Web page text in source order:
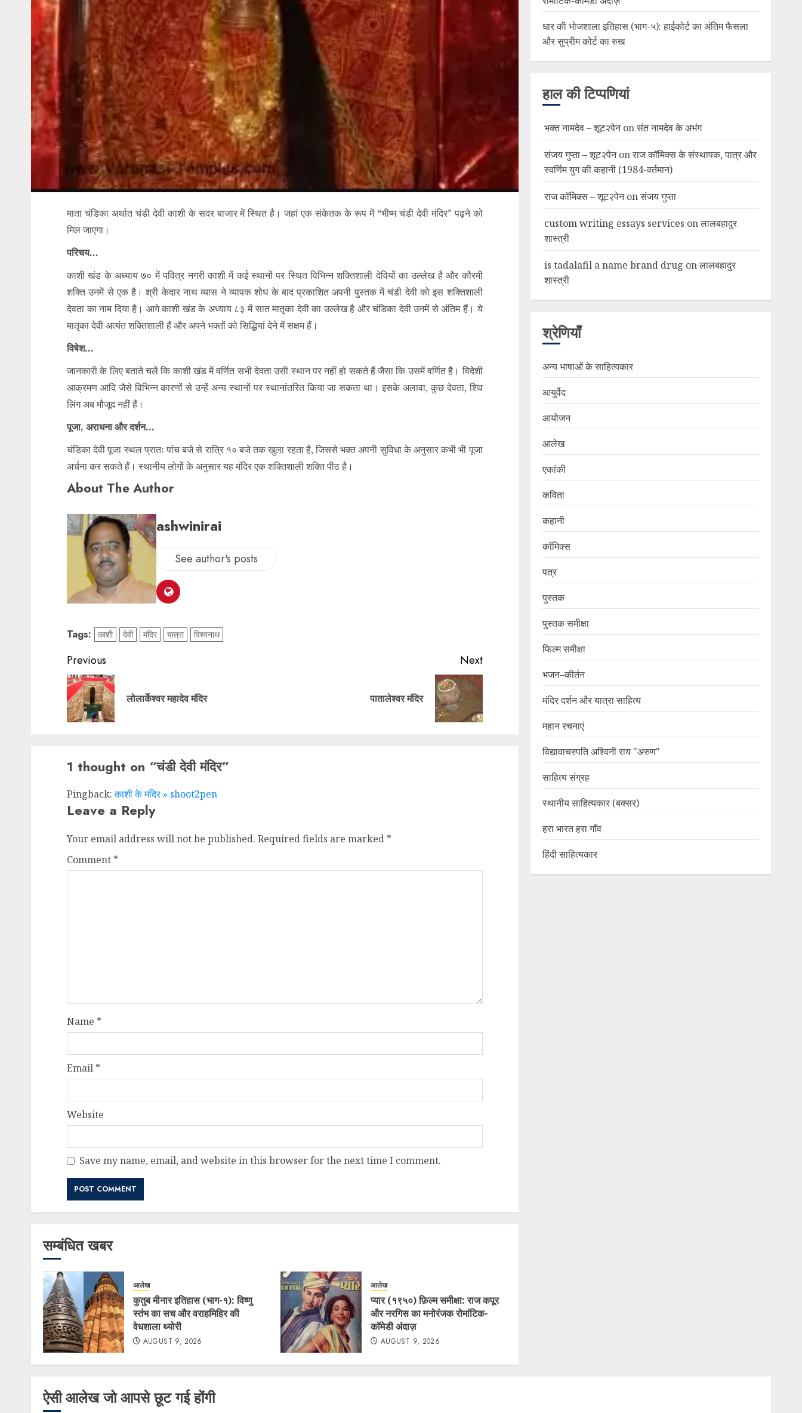
माता चंडिका अर्थात चंडी देवी काशी के सदर बाजार में स्थित है। जहां एक संकेतक के रूप में “भीष्म चंडी देवी मंदिर” पढ़ने को
मि‍ल जाएगा।
परिचय…
काशी खंड के अध्याय ७० में पवित्र नगरी काशी में कई स्थानों पर स्थित विभिन्न शक्तिशाली देवियों का उल्लेख है और कौरमी
शक्ति उनमें से एक है। श्री केदार नाथ व्यास ने व्यापक शोध के बाद प्रकाशित अपनी पुस्तक में चंडी देवी को इस शक्तिशाली
देवता का नाम दिया है। आगे काशी खंड के अध्याय ८३ में सात मातृका देवी का उल्लेख है और चंडिका देवी उनमें से अंतिम हैं। ये
मातृका देवी अत्यंत शक्तिशाली हैं और अपने भक्तों को सिद्धियां देने में सक्षम हैं।
विषेश…
जानकारी के लिए बताते चलें कि काशी खंड में वर्णित सभी देवता उसी स्थान पर नहीं हो सकते हैं जैसा कि उसमें वर्णित है। विदेशी
आक्रमण आदि जैसे विभिन्न कारणों से उन्हें अन्य स्थानों पर स्थानांतरित किया जा सकता था। इसके अलावा, कुछ देवता, शिव
लिंग अब मौजूद नहीं हैं।
पूजा, अराधना और दर्शन…
चंडिका देवी पूजा स्थल प्रातः पांच बजे से रात्रि १० बजे तक खुला रहता है, जिससे भक्त अपनी सुविधा के अनुसार कभी भी पूजा
अर्चना कर सकते हैं। स्थानीय लोगों के अनुसार यह मंदिर एक शक्तिशाली शक्ति पीठ है।
About The Author
ashwinirai
See author's posts
Tags: काशी देवी मंदिर यात्रा विश्वनाथ
Previous
लोलार्केश्वर महादेव मंदिर
Next
पातालेश्वर मंदिर
1 thought on “चंडी देवी मंदिर”
Pingback:काशी के मंदिर » shoot2pen
Leave a Reply
Your email address will not be published. Required fields are marked *
Comment *
Name *
Email *
Website
Save my name, email, and website in this browser for the next time I comment.
सम्बंधित खबर
आलेख
कुतुब मीनार इतिहास (भाग-१): विष्णु
स्तंभ का सच और वराहमिहिर की
वेधशाला थ्योरी
AUGUST 9, 2026
आलेख
प्यार (१९५०) फ़िल्म समीक्षा: राज कपूर
और नरगिस का मनोरंजक रोमांटिक-
कॉमेडी अंदाज़
AUGUST 9, 2026
धार की भोजशाला इतिहास (भाग-५): हाईकोर्ट का अंतिम फैसला
और सुप्रीम कोर्ट का रुख
हाल की टिप्पणियां
भक्त नामदेव – शूट२पेनonसंत नामदेव के अभंग
संजय गुप्ता – शूट२पेनonराज कॉमिक्स के संस्थापक, पात्र और
स्वर्णिम युग की कहानी (1984-वर्तमान)
राज कॉमिक्स – शूट२पेनonसंजय गुप्ता
custom writing essays services onलालबहादुर
शास्त्री
is tadalafil a name brand drug onलालबहादुर
शास्त्री
श्रेणियाँ
अन्य भाषाओं के साहित्यकार
आयुर्वेद
आयोजन
आलेख
एकांकी
कविता
कहानी
कॉमिक्स
पत्र
पुस्तक
पुस्तक समीक्षा
फिल्म समीक्षा
भजन–कीर्तन
मंदिर दर्शन और यात्रा साहित्य
महान रचनाएं
विद्यावाचस्पति अश्विनी राय "अरुण"
साहित्य संग्रह
स्थानीय साहित्यकार (बक्सर)
हरा भारत हरा गाँव
हिंदी साहित्यकार
ऐसी आलेख जो आपसे छूट गई होंगी